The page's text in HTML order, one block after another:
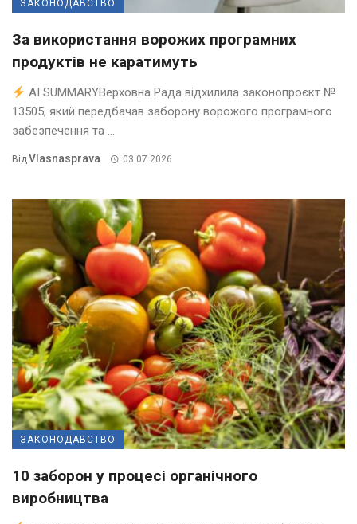
ЗАКОНОДАВСТВО
За використання ворожих програмних
продуктів не каратимуть
AI SUMMARYВерховна Рада відхилила законопроєкт №
13505, який передбачав заборону ворожого програмного
забезпечення та ...
ВідVlasnasprava 03.07.2026
ЗАКОНОДАВСТВО
10 заборон у процесі органічного
виробництва